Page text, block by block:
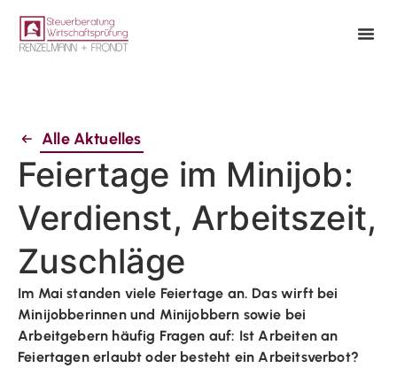
Alle Aktuelles
Feiertage im Minijob:
Verdienst, Arbeitszeit,
Zuschläge
Im Mai standen viele Feiertage an. Das wirft bei
Minijobberinnen und Minijobbern sowie bei
Arbeitgebern häufig Fragen auf: Ist Arbeiten an
Feiertagen erlaubt oder besteht ein Arbeitsverbot?